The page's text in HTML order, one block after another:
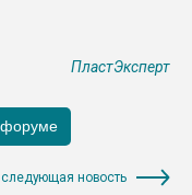
ПластЭксперт
следующая новость